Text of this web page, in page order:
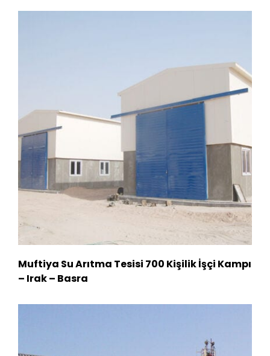
Muftiya Su Arıtma Tesisi 700 Kişilik İşçi Kampı
– Irak – Basra